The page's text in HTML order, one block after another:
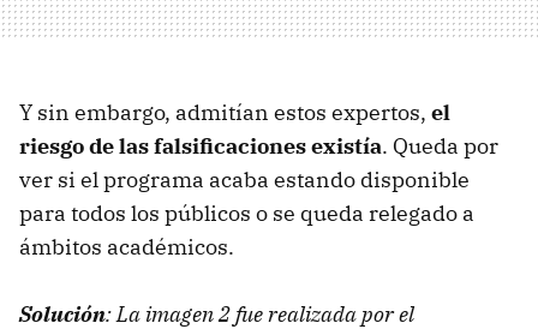
Y sin embargo, admitían estos expertos, el
riesgo de las falsificaciones existía. Queda por
ver si el programa acaba estando disponible
para todos los públicos o se queda relegado a
ámbitos académicos.
Solución: La imagen 2 fue realizada por el